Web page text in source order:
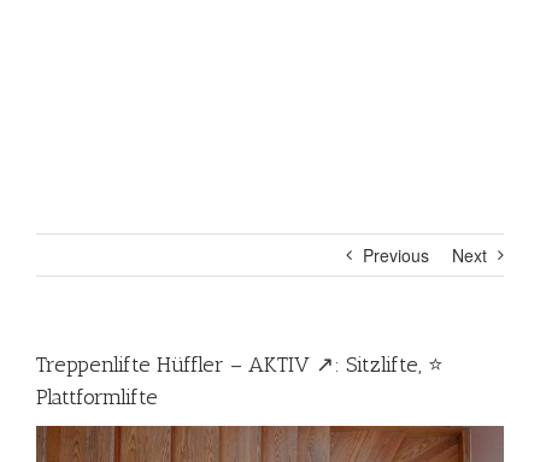
Previous Next
Treppenlifte Hüffler – AKTIV ↗️: Sitzlifte, ⭐
Plattformlifte